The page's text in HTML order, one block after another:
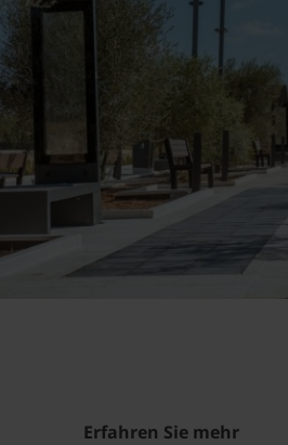
Erfahren Sie mehr